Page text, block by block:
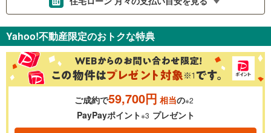
金利 ％
0.01%
Yahoo!不動産限定のおトクな特典
ご成約で59,700円 相当の※2
PayPayポイント※3 プレゼント